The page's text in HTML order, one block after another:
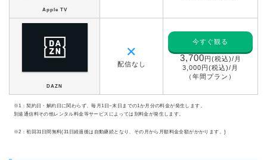
Apple TV
DAZN
✕
配信なし
今すぐ観る
3,700円(税込)/月
3,000円(税込)/月
（年間プラン）
※1：契約日・解約日に関わらず、毎月1日~末日までの1か月分の料金が発生します。
別途通信料その他レンタル料金等サービスによっては別料金が発生します。
※2：初回31日間無料(31日経過後は自動継続となり、その月から月額料金全額がかかります。)